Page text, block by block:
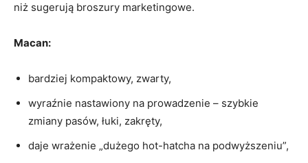
niż sugerują broszury marketingowe.
Macan:
bardziej kompaktowy, zwarty,
wyraźnie nastawiony na prowadzenie – szybkie
zmiany pasów, łuki, zakręty,
daje wrażenie „dużego hot-hatcha na podwyższeniu”,